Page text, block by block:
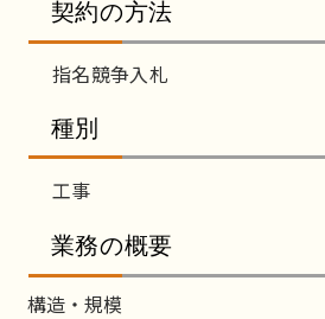
契約の方法
指名競争入札
種別
工事
業務の概要
構造・規模